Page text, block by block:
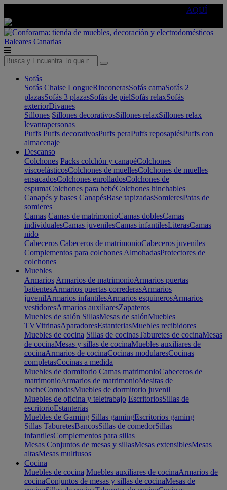
AQUÍ
Baleares Canarias
Sofás
Sofás Chaise LongueRinconerasSofás camaSofás 2
plazasSofás 3 plazasSofás de pielSofás relaxSofás
exteriorDivanes
Sillones Sillones decorativosSillones relaxSillones relax
levantapersonas
Puffs Puffs decorativosPuffs peraPuffs reposapiésPuffs con
almacenaje
Descanso
Colchones Packs colchón y canapéColchones
viscoelásticosColchones de muellesColchones de muelles
ensacadosColchones enrolladosColchones de
espumaColchones para bebéColchones hinchables
Canapés y bases CanapésBase tapizadasSomieresPatas de
somieres
Camas Camas de matrimonioCamas doblesCamas
individualesCamas juvenilesCamas infantilesLiterasCamas
nido
Cabeceros Cabeceros de matrimonioCabeceros juveniles
Complementos para colchones AlmohadasProtectores de
colchones
Muebles
Armarios Armarios de matrimonioArmarios puertas
batientesArmarios puertas correderasArmarios
juvenilArmarios infantilesArmarios esquinerosArmarios
vestidoresArmarios auxiliaresZapateros
Muebles de salón SillasMesas de salónMuebles
TVVitrinasAparadoresEstanteriasMuebles recibidores
Muebles de cocina Sillas de cocinasTaburetes de cocinaMesas
de cocinaMesas y sillas de cocinaMuebles auxiliares de
cocinaArmarios de cocinaCocinas modularesCocinas
completasCocinas a medida
Muebles de dormitorio Camas matrimonioCabeceros de
matrimonioArmarios de matrimonioMesitas de
nocheComodasMuebles de dormitorio juvenil
Muebles de oficina y teletrabajo EscritoriosSillas de
escritorioEstanterías
Muebles de Gaming Sillas gamingEscritorios gaming
Sillas TaburetesBancosSillas de comedorSillas
infantilesComplementos para sillas
Mesas Conjuntos de mesas y sillasMesas extensiblesMesas
altasMesas multiusos
Cocina
Muebles de cocina Muebles auxiliares de cocinaArmarios de
cocinaConjuntos de mesas y sillas de cocinaMesas de